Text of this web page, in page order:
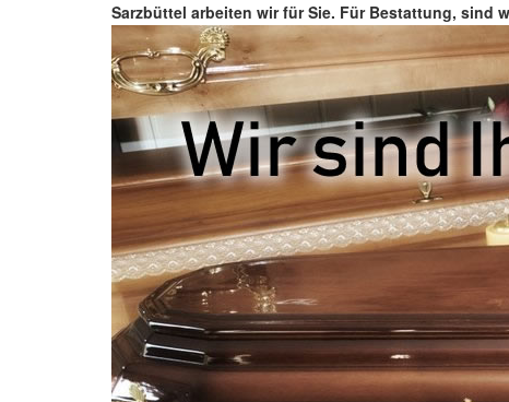
Sarzbüttel arbeiten wir für Sie. Für Bestattung, sind